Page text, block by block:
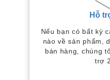
Hỗ
Nếu bạn có bất kỳ
nào về sản phẩm,
bán hàng, chúng
trợ